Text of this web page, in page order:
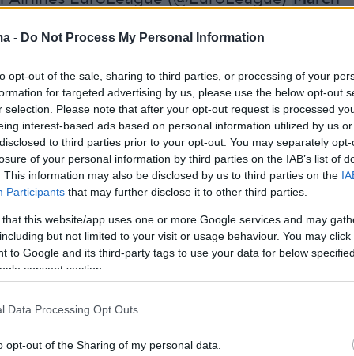
- Do Not Process My Personal Information
opt-out of the sale, sharing to third parties, or processing of your
for targeted advertising by us, please use the below opt-out
selection. Please note that after your opt-out request is processed
interest-based ads based on personal information utilized by us
to third parties prior to your opt-out. You may separately
of your personal information by third parties on the IAB’s list of
This information may also be disclosed by us to third parties on the
Participants that may further disclose it to other third parties.
that this website/app uses one or more Google services and may
but not limited to your visit or usage behaviour. You may
to Google and its third-party tags to use your data for below
consent section.
Data Processing Opt Outs
opt-out of the Sharing of my personal data.
- Ποδόσφαιρο: Η... Μεγάλη Τρίτη του
ποδοσφαίρου - Συνεδριάζει η UEFA
ποδόσφαιρο: Λύση με… Final 4 εξετάζει η
και Europa League
Κύπρος: Κανένας ποδοσφαιρικός αγώνας